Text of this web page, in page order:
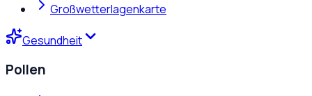
Großwetterlagenkarte
Gesundheit
Pollen